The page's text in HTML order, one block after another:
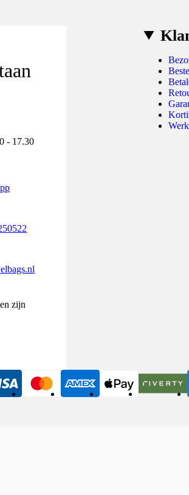
- 17.30
zijn
Visa MasterCardAmerican Express
Apple Pay Riverty